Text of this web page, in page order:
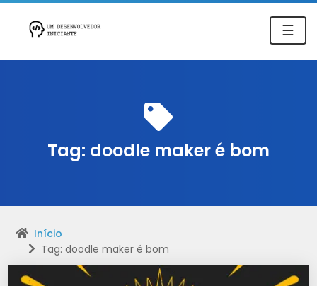
☰
Tag: doodle maker é bom
Início
Tag: doodle maker é bom